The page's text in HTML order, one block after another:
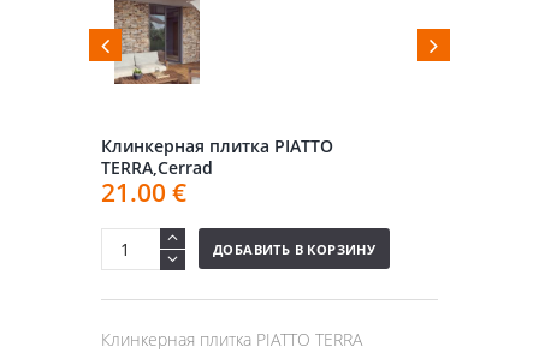
Клинкерная плитка PIATTO
TERRA,Cerrad
21.00 €
ДОБАВИТЬ В КОРЗИНУ
Клинкерная плитка PIATTO TERRA